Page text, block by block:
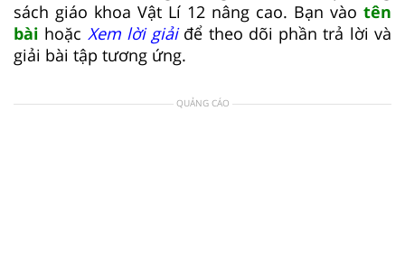
sách giáo khoa Vật Lí 12 nâng cao. Bạn vào tên
bài hoặc Xem lời giảiđể theo dõi phần trả lời và
giải bài tập tương ứng.
QUẢNG CÁO